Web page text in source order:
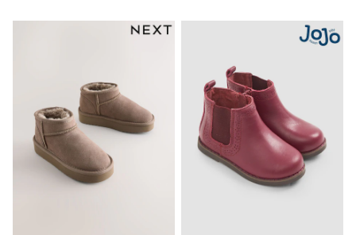
T-Shirts
Sun Hats & Caps
Polo Shirts
Rash Vests
Sandals & Sliders
Shirts
Shorts
Sunglasses